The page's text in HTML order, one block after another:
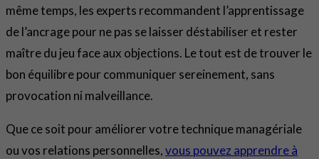
même temps, les experts recommandent l’apprentissage
de l’ancrage pour ne pas se laisser déstabiliser et rester
maître du jeu face aux objections. Le tout est de trouver le
bon équilibre pour communiquer sereinement, sans
provocation ni malveillance.
Que ce soit pour améliorer votre technique managériale
ou vos relations personnelles,vous pouvez apprendre à